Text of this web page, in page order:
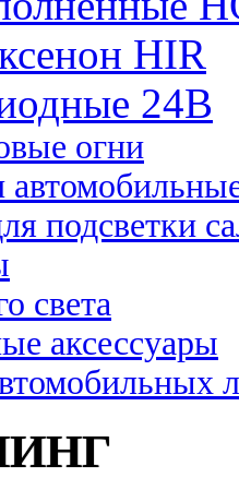
HIR
24B
огни
подсветки
света
аксессуары